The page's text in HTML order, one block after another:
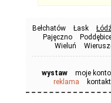
Bełchatów Łask
Pajęczno
Wieluń
wystaw moje konto
reklama
kontakt